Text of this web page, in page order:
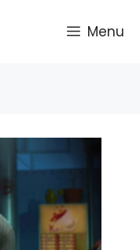
Menu